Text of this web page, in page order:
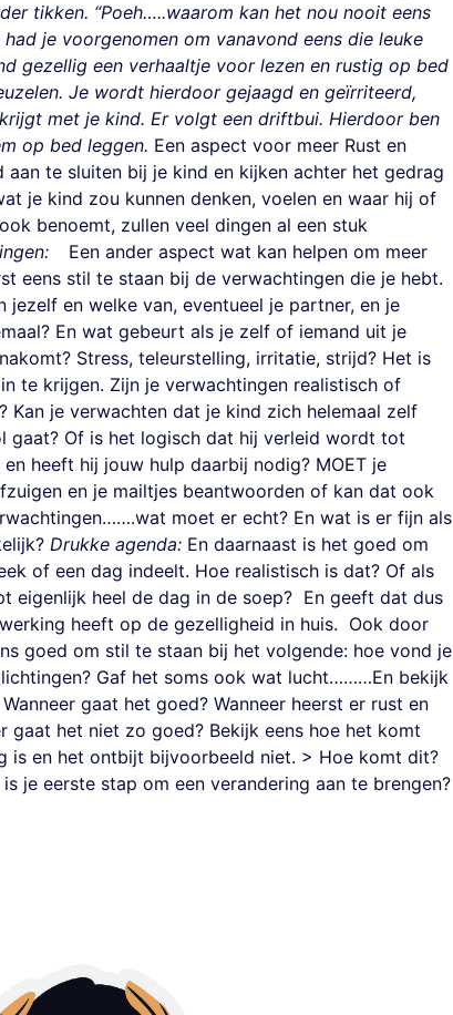
tikken. “Poeh…..waarom kan het nou nooit eens
had je voorgenomen om vanavond eens die leuke
gezellig een verhaaltje voor lezen en rustig op bed
Je wordt hierdoor gejaagd en geïrriteerd,
met je kind. Er volgt een driftbui. Hierdoor ben
op bed leggen. Een aspect voor meer Rust en
aan te sluiten bij je kind en kijken achter het gedrag
je kind zou kunnen denken, voelen en waar hij of
benoemt, zullen veel dingen al een stuk
Een ander aspect wat kan helpen om meer
eens stil te staan bij de verwachtingen die je hebt.
jezelf en welke van, eventueel je partner, en je
En wat gebeurt als je zelf of iemand uit je
Stress, teleurstelling, irritatie, strijd? Het is
te krijgen. Zijn je verwachtingen realistisch of
Kan je verwachten dat je kind zich helemaal zelf
gaat? Of is het logisch dat hij verleid wordt tot
heeft hij jouw hulp daarbij nodig? MOET je
en je mailtjes beantwoorden of kan dat ook
moet er echt? En wat is er fijn als
Drukke agenda: En daarnaast is het goed om
of een dag indeelt. Hoe realistisch is dat? Of als
eigenlijk heel de dag in de soep? En geeft dat dus
heeft op de gezelligheid in huis. Ook door
goed om stil te staan bij het volgende: hoe vond je
Gaf het soms ook wat lucht………En bekijk
gaat het goed? Wanneer heerst er rust en
gaat het niet zo goed? Bekijk eens hoe het komt
is en het ontbijt bijvoorbeeld niet. > Hoe komt dit?
je eerste stap om een verandering aan te brengen?